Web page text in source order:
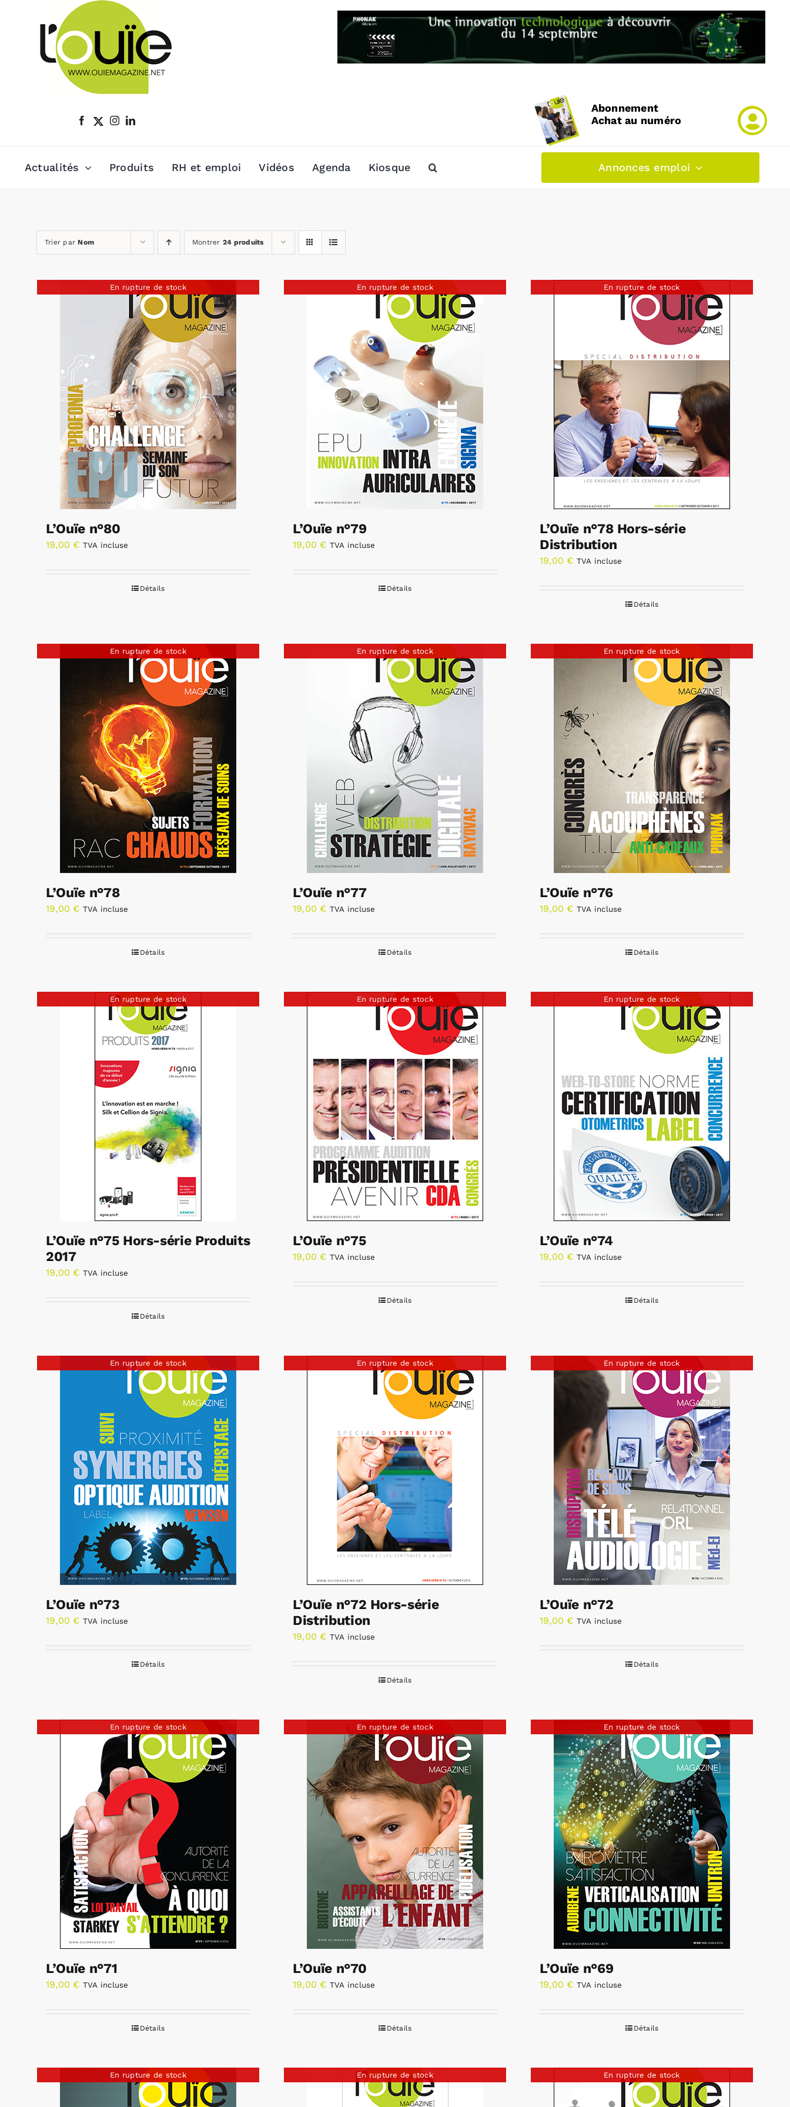
Abonnement
Achat au numéro
Actualités Produits RH et emploi Vidéos Agenda Kiosque Annonces emploi
Trier parNom Montrer 24 produits
En rupture de stock
L’Ouïe n°80
19,00 € TVA incluse
Détails
En rupture de stock
L’Ouïe n°79
19,00 € TVA incluse
Détails
En rupture de stock
L’Ouïe n°78 Hors-série
Distribution
19,00 € TVA incluse
Détails
En rupture de stock
L’Ouïe n°78
19,00 € TVA incluse
Détails
En rupture de stock
L’Ouïe n°77
19,00 € TVA incluse
Détails
En rupture de stock
L’Ouïe n°76
19,00 € TVA incluse
Détails
En rupture de stock
L’Ouïe n°75 Hors-série Produits
2017
19,00 € TVA incluse
Détails
En rupture de stock
L’Ouïe n°75
19,00 € TVA incluse
Détails
En rupture de stock
L’Ouïe n°74
19,00 € TVA incluse
Détails
En rupture de stock
L’Ouïe n°73
19,00 € TVA incluse
Détails
En rupture de stock
L’Ouïe n°72 Hors-série
Distribution
19,00 € TVA incluse
Détails
En rupture de stock
L’Ouïe n°72
19,00 € TVA incluse
Détails
En rupture de stock
L’Ouïe n°71
19,00 € TVA incluse
Détails
En rupture de stock
L’Ouïe n°70
19,00 € TVA incluse
Détails
En rupture de stock
L’Ouïe n°69
19,00 € TVA incluse
Détails
En rupture de stock En rupture de stock En rupture de stock